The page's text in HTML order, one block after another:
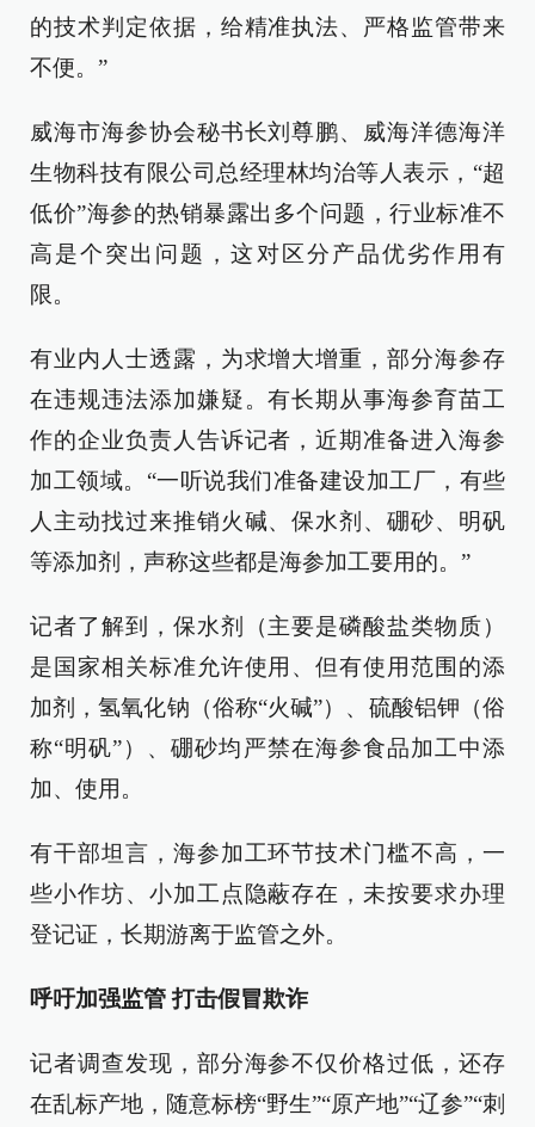
的技术判定依据，给精准执法、严格监管带来
不便。”
威海市海参协会秘书长刘尊鹏、威海洋德海洋
生物科技有限公司总经理林均治等人表示，“超
低价”海参的热销暴露出多个问题，行业标准不
高是个突出问题，这对区分产品优劣作用有
限。
有业内人士透露，为求增大增重，部分海参存
在违规违法添加嫌疑。有长期从事海参育苗工
作的企业负责人告诉记者，近期准备进入海参
加工领域。“一听说我们准备建设加工厂，有些
人主动找过来推销火碱、保水剂、硼砂、明矾
等添加剂，声称这些都是海参加工要用的。”
记者了解到，保水剂（主要是磷酸盐类物质）
是国家相关标准允许使用、但有使用范围的添
加剂，氢氧化钠（俗称“火碱”）、硫酸铝钾（俗
称“明矾”）、硼砂均严禁在海参食品加工中添
加、使用。
有干部坦言，海参加工环节技术门槛不高，一
些小作坊、小加工点隐蔽存在，未按要求办理
登记证，长期游离于监管之外。
呼吁加强监管 打击假冒欺诈
记者调查发现，部分海参不仅价格过低，还存
在乱标产地，随意标榜“野生”“原产地”“辽参”“刺